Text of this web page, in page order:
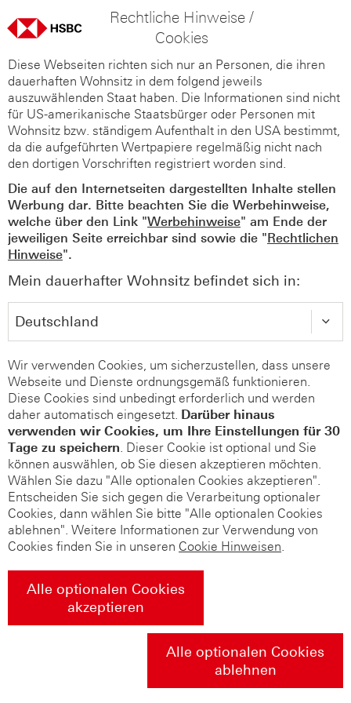
Rechtliche Hinweise /
Cookies
Diese Webseiten richten sich nur an Personen, die ihren
dauerhaften Wohnsitz in dem folgend jeweils
auszuwählenden Staat haben. Die Informationen sind nicht
für US-amerikanische Staatsbürger oder Personen mit
Wohnsitz bzw. ständigem Aufenthalt in den USA bestimmt,
da die aufgeführten Wertpapiere regelmäßig nicht nach
den dortigen Vorschriften registriert worden sind.
Die auf den Internetseiten dargestellten Inhalte stellen
Werbung dar. Bitte beachten Sie die Werbehinweise,
welche über den Link "Werbehinweise" am Ende der
jeweiligen Seite erreichbar sind sowie die "Rechtlichen
Hinweise".
Mein dauerhafter Wohnsitz befindet sich in:
Wir verwenden Cookies, um sicherzustellen, dass unsere
Webseite und Dienste ordnungsgemäß funktionieren.
Diese Cookies sind unbedingt erforderlich und werden
daher automatisch eingesetzt. Darüber hinaus
verwenden wir Cookies, um Ihre Einstellungen für 30
Tage zu speichern. Dieser Cookie ist optional und Sie
können auswählen, ob Sie diesen akzeptieren möchten.
Wählen Sie dazu "Alle optionalen Cookies akzeptieren".
Entscheiden Sie sich gegen die Verarbeitung optionaler
Cookies, dann wählen Sie bitte "Alle optionalen Cookies
ablehnen". Weitere Informationen zur Verwendung von
Cookies finden Sie in unseren Cookie Hinweisen.
Alle optionalen Cookies
akzeptieren
Alle optionalen Cookies
ablehnen